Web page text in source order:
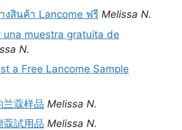
งสินค้า Lancome ฟรี Melissa N.
una muestra gratuita de
N.
a Free Lancome Sample
兰蔻样品 Melissa N.
蔻試用品 Melissa N.